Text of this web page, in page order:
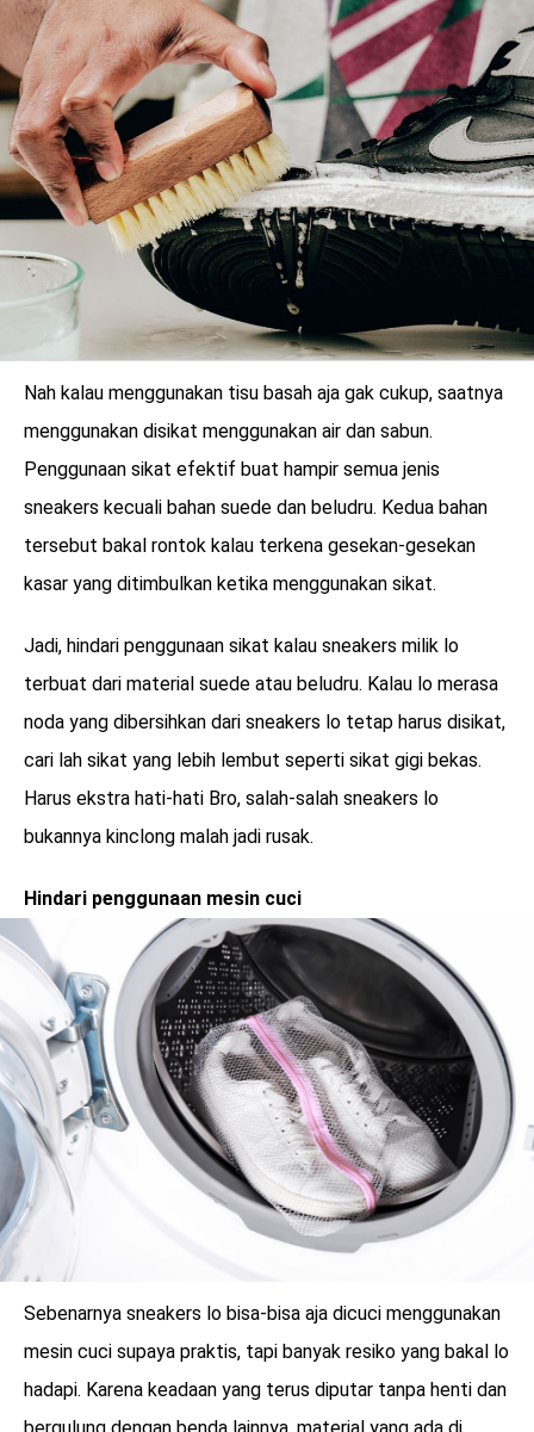
Nah kalau menggunakan tisu basah aja gak cukup, saatnya
menggunakan disikat menggunakan air dan sabun.
Penggunaan sikat efektif buat hampir semua jenis
sneakers kecuali bahan suede dan beludru. Kedua bahan
tersebut bakal rontok kalau terkena gesekan-gesekan
kasar yang ditimbulkan ketika menggunakan sikat.
Jadi, hindari penggunaan sikat kalau sneakers milik lo
terbuat dari material suede atau beludru. Kalau lo merasa
noda yang dibersihkan dari sneakers lo tetap harus disikat,
cari lah sikat yang lebih lembut seperti sikat gigi bekas.
Harus ekstra hati-hati Bro, salah-salah sneakers lo
bukannya kinclong malah jadi rusak.
Hindari penggunaan mesin cuci
Sebenarnya sneakers lo bisa-bisa aja dicuci menggunakan
mesin cuci supaya praktis, tapi banyak resiko yang bakal lo
hadapi. Karena keadaan yang terus diputar tanpa henti dan
bergulung dengan benda lainnya, material yang ada di